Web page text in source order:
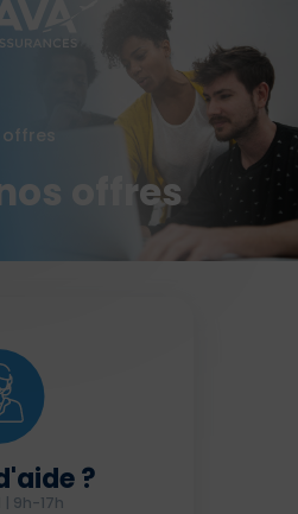
offres
?
9h-17h